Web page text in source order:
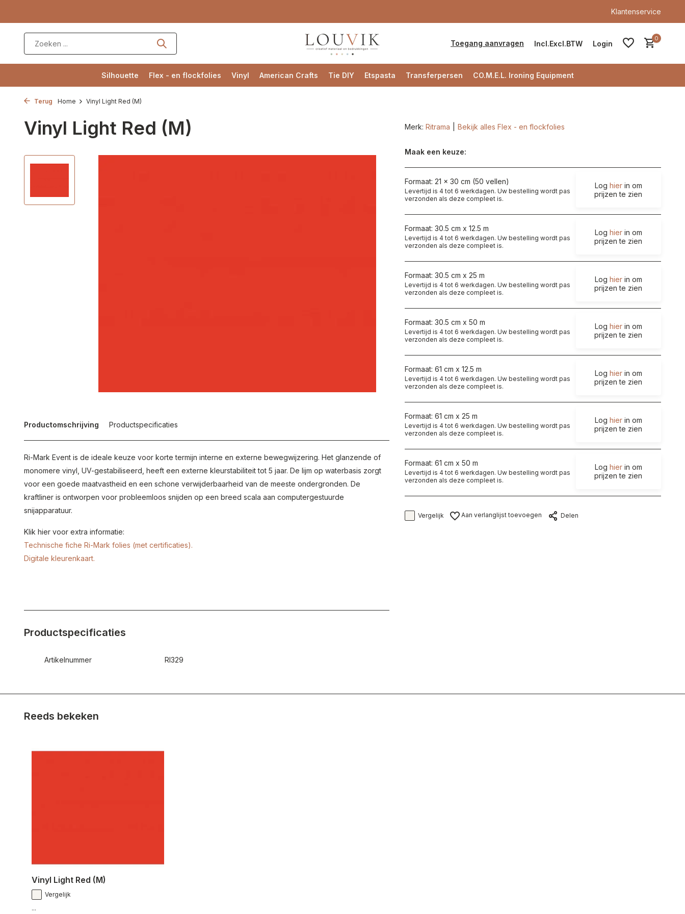
Klantenservice
Toegang aanvragen Incl.Excl.BTW Login
0
Silhouette Flex - en flockfolies Vinyl American Crafts Tie DIY Etspasta Transferpersen CO.M.E.L. Ironing Equipment
Terug Home Vinyl Light Red (M)
Vinyl Light Red (M)
Productomschrijving Productspecificaties
Ri-Mark Event is de ideale keuze voor korte termijn interne en externe bewegwijzering. Het glanzende of
monomere vinyl, UV-gestabiliseerd, heeft een externe kleurstabiliteit tot 5 jaar. De lijm op waterbasis zorgt
voor een goede maatvastheid en een schone verwijderbaarheid van de meeste ondergronden. De
kraftliner is ontworpen voor probleemloos snijden op een breed scala aan computergestuurde
snijapparatuur.
Klik hier voor extra informatie:
Technische fiche Ri-Mark folies (met certificaties).
Digitale kleurenkaart.
Productspecificaties
Artikelnummer RI329
Merk: Ritrama Bekijk alles Flex - en flockfolies
Maak een keuze:
Formaat: 21 x 30 cm (50 vellen)
Levertijd is 4 tot 6 werkdagen. Uw bestelling wordt pas
verzonden als deze compleet is.
Log hierin om
prijzen te zien
Formaat: 30.5 cm x 12.5 m
Levertijd is 4 tot 6 werkdagen. Uw bestelling wordt pas
verzonden als deze compleet is.
Log hierin om
prijzen te zien
Formaat: 30.5 cm x 25 m
Levertijd is 4 tot 6 werkdagen. Uw bestelling wordt pas
verzonden als deze compleet is.
Log hierin om
prijzen te zien
Formaat: 30.5 cm x 50 m
Levertijd is 4 tot 6 werkdagen. Uw bestelling wordt pas
verzonden als deze compleet is.
Log hierin om
prijzen te zien
Formaat: 61 cm x 12.5 m
Levertijd is 4 tot 6 werkdagen. Uw bestelling wordt pas
verzonden als deze compleet is.
Log hierin om
prijzen te zien
Formaat: 61 cm x 25 m
Levertijd is 4 tot 6 werkdagen. Uw bestelling wordt pas
verzonden als deze compleet is.
Log hierin om
prijzen te zien
Formaat: 61 cm x 50 m
Levertijd is 4 tot 6 werkdagen. Uw bestelling wordt pas
verzonden als deze compleet is.
Log hierin om
prijzen te zien
Vergelijk Aan verlanglijst toevoegen Delen
Reeds bekeken
Vinyl Light Red (M)
Vergelijk
...